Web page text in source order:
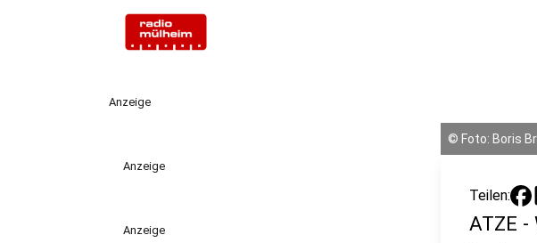
Anzeige
Anzeige
Anzeige
© Foto: Boris
Teilen:
ATZE -